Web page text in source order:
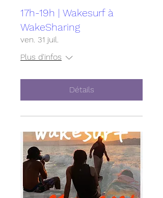
17h-19h | Wakesurf à
WakeSharing
ven. 31 juil.
Plus d'infos
Détails